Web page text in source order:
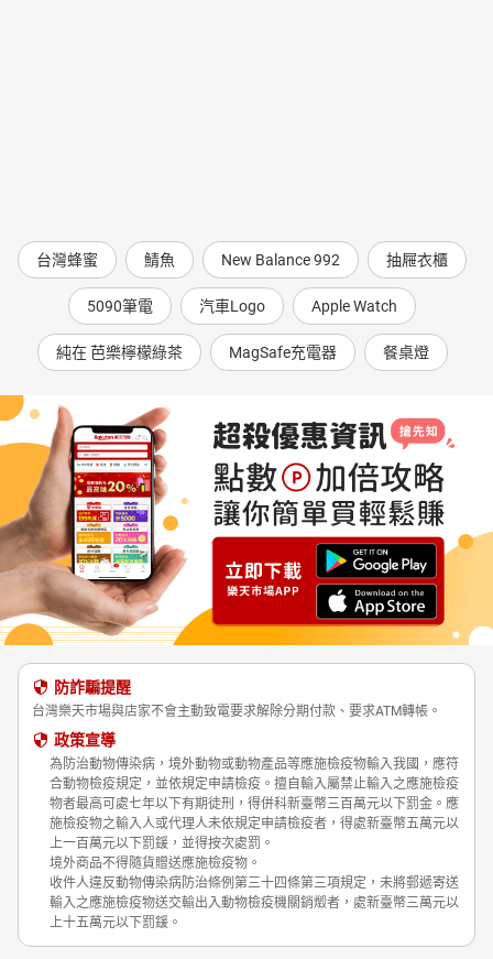
台灣蜂蜜 鯖魚 New Balance 992 抽屜衣櫃
5090筆電 汽車Logo Apple Watch
純在 芭樂檸檬綠茶 MagSafe充電器 餐桌燈
防詐騙提醒
台灣樂天市場與店家不會主動致電要求解除分期付款、要求ATM轉帳。
政策宣導
為防治動物傳染病，境外動物或動物產品等應施檢疫物輸入我國，應符
合動物檢疫規定，並依規定申請檢疫。擅自輸入屬禁止輸入之應施檢疫
物者最高可處七年以下有期徒刑，得併科新臺幣三百萬元以下罰金。應
施檢疫物之輸入人或代理人未依規定申請檢疫者，得處新臺幣五萬元以
上一百萬元以下罰鍰，並得按次處罰。
境外商品不得隨貨贈送應施檢疫物。
收件人違反動物傳染病防治條例第三十四條第三項規定，未將郵遞寄送
輸入之應施檢疫物送交輸出入動物檢疫機關銷燬者，處新臺幣三萬元以
上十五萬元以下罰鍰。